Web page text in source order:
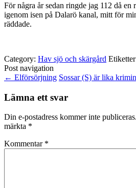
För några år sedan ringde jag 112 då en
igenom isen på Dalarö kanal, mitt för
räddade.
Category: Hav sjö och skärgård
Post navigation
← Elförsörjning Sossar (S) är lika
Lämna ett svar
Din e-postadress kommer inte publiceras.
märkta *
Kommentar *